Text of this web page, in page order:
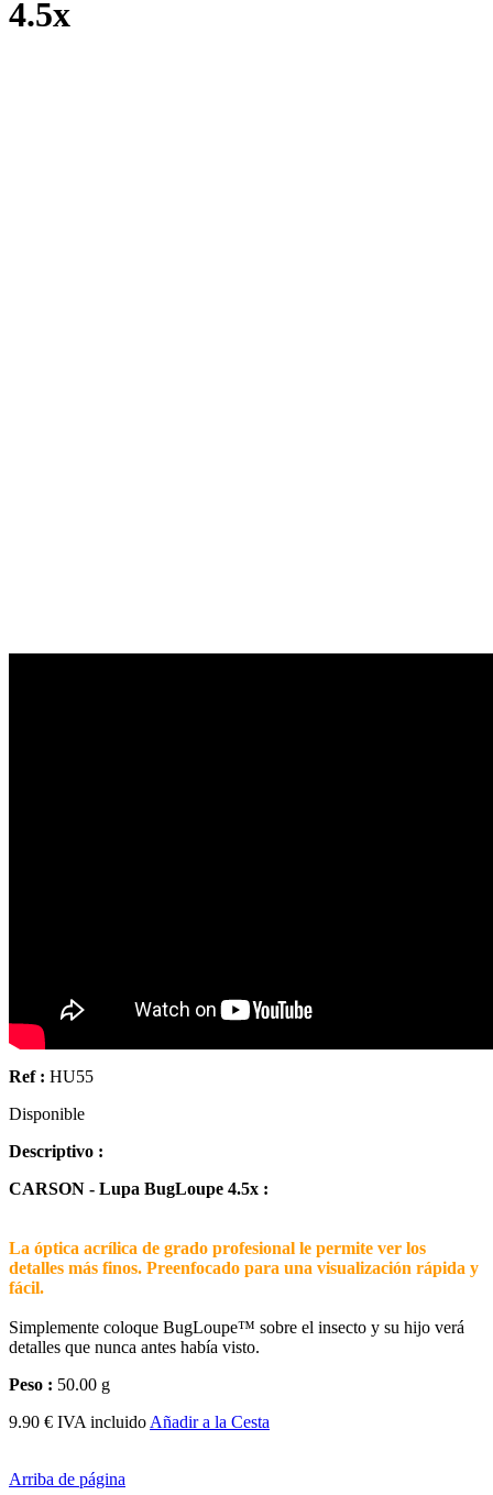
4.5x
Ref : HU55
Disponible
Descriptivo :
CARSON - Lupa BugLoupe 4.5x :
La óptica acrílica de grado profesional le permite ver los
detalles más finos. Preenfocado para una visualización rápida y
fácil.
Simplemente coloque BugLoupe™ sobre el insecto y su hijo verá
detalles que nunca antes había visto.
Peso : 50.00 g
9.90 € IVA incluido Añadir a la Cesta
Arriba de página